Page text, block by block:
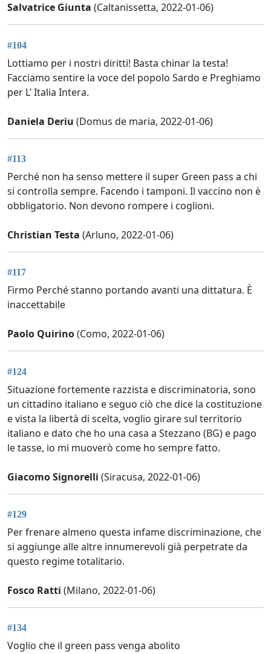
Salvatrice Giunta (Caltanissetta, 2022-01-06)
#104
Lottiamo per i nostri diritti! Basta chinar la testa!
Facciamo sentire la voce del popolo Sardo e Preghiamo
per L’ Italia Intera.
Daniela Deriu (Domus de maria, 2022-01-06)
#113
Perché non ha senso mettere il super Green pass a chi
si controlla sempre. Facendo i tamponi. Il vaccino non è
obbligatorio. Non devono rompere i coglioni.
Christian Testa (Arluno, 2022-01-06)
#117
Firmo Perché stanno portando avanti una dittatura. È
inaccettabile
Paolo Quirino(Como, 2022-01-06)
#124
Situazione fortemente razzista e discriminatoria, sono
un cittadino italiano e seguo ciò che dice la costituzione
e vista la libertà di scelta, voglio girare sul territorio
italiano e dato che ho una casa a Stezzano (BG) e pago
le tasse, io mi muoverò come ho sempre fatto.
Giacomo Signorelli (Siracusa, 2022-01-06)
#129
Per frenare almeno questa infame discriminazione, che
si aggiunge alle altre innumerevoli già perpetrate da
questo regime totalitario.
Fosco Ratti (Milano, 2022-01-06)
#134
Voglio che il green pass venga abolito